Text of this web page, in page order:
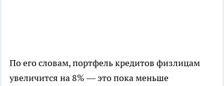
По его словам, портфель кредитов физлицам
увеличится на 8% — это пока меньше